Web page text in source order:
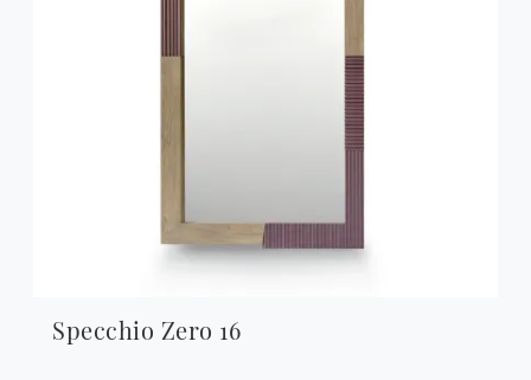
Specchio Zero 16